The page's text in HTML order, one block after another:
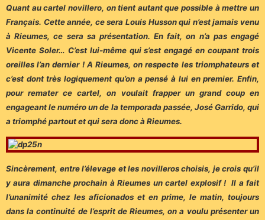
Quant au cartel novillero, on tient autant que possible à mettre un
Français. Cette année, ce sera Louis Husson qui n’est jamais venu
à Rieumes, ce sera sa présentation. En fait, on n’a pas engagé
Vicente Soler… C’est lui-même qui s’est engagé en coupant trois
oreilles l’an dernier ! A Rieumes, on respecte les triomphateurs et
c’est dont très logiquement qu’on a pensé à lui en premier. Enfin,
pour remater ce cartel, on voulait frapper un grand coup en
engageant le numéro un de la temporada passée, José Garrido, qui
a triomphé partout et qui sera donc à Rieumes.
Sincèrement, entre l’élevage et les novilleros choisis, je crois qu’il
y aura dimanche prochain à Rieumes un cartel explosif ! Il a fait
l’unanimité chez les aficionados et en prime, le matin, toujours
dans la continuité de l’esprit de Rieumes, on a voulu présenter un